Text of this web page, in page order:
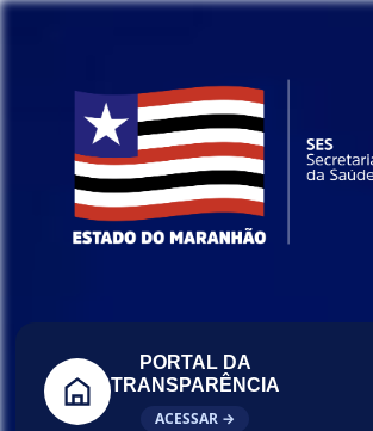
PORTAL DA
TRANSPARÊNCIA
ACESSAR →